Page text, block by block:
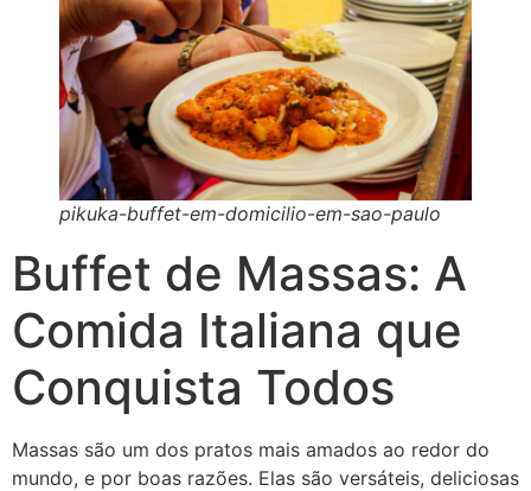
pikuka-buffet-em-domicilio-em-sao-paulo
Buffet de Massas: A
Comida Italiana que
Conquista Todos
Massas são um dos pratos mais amados ao redor do
mundo, e por boas razões. Elas são versáteis, deliciosas